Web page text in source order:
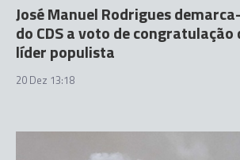
José Manuel Rodrigues
do CDS a voto de congratulação
líder populista
20 Dez 13:18